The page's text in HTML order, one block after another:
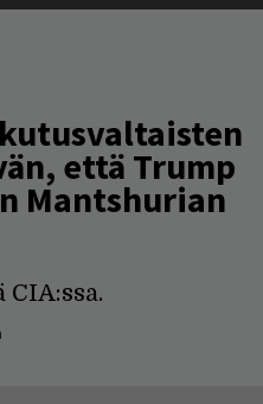
että Trump
Mantshurian